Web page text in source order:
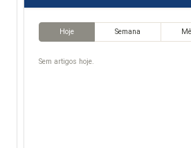
Hoje Semana
Sem artigos hoje.